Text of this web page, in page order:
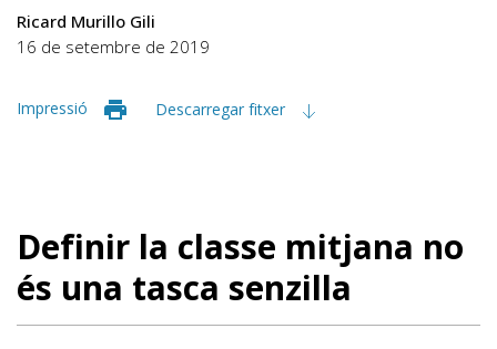
Ricard Murillo Gili
16 de setembre de 2019
Impressió Descarregar fitxer
Definir la classe mitjana no
és una tasca senzilla